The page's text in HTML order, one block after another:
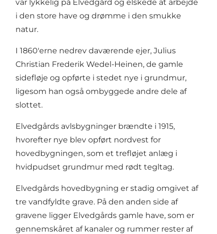
var lykkelig på Elvedgård og elskede at arbejde
i den store have og drømme i den smukke
natur.
I 1860'erne nedrev daværende ejer, Julius
Christian Frederik Wedel-Heinen, de gamle
sidefløje og opførte i stedet nye i grundmur,
ligesom han også ombyggede andre dele af
slottet.
Elvedgårds avlsbygninger brændte i 1915,
hvorefter nye blev opført nordvest for
hovedbygningen, som et trefløjet anlæg i
hvidpudset grundmur med rødt tegltag.
Elvedgårds hovedbygning er stadig omgivet af
tre vandfyldte grave. På den anden side af
gravene ligger Elvedgårds gamle have, som er
gennemskåret af kanaler og rummer rester af